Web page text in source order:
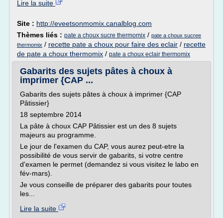
Lire la suite
Site : http://eveetsonmomix.canalblog.com
Thèmes liés : pate a choux sucre thermomix / pate a choux sucree
thermomix / recette pate a choux pour faire des eclair / recette
de pate a choux thermomix / pate a choux eclair thermomix
Gabarits des sujets pâtes à choux à
imprimer {CAP ...
Gabarits des sujets pâtes à choux à imprimer {CAP
Pâtissier}
18 septembre 2014
La pâte à choux CAP Pâtissier est un des 8 sujets
majeurs au programme.
Le jour de l'examen du CAP, vous aurez peut-etre la
possibilité de vous servir de gabarits, si votre centre
d'examen le permet (demandez si vous visitez le labo en
fév-mars).
Je vous conseille de préparer des gabarits pour toutes
les...
Lire la suite